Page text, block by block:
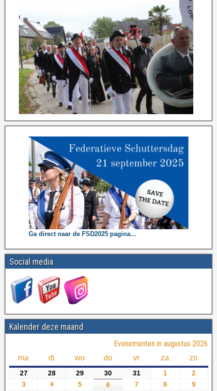
Ga direct naar de FSD2025 pagina...
Social media
Kalender deze maand
Evenementen in augustus 2026
ma di wo do vr za zo
27 28 29 30 31 1
2
3
4 5 6 7 8
9